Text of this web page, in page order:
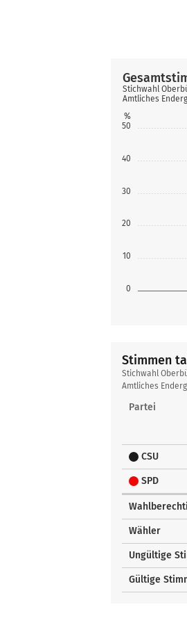
0
10
20
30
40
50
%
Stichwahl
Amtliches
Stimmen
Stimmen
Stichwahl
Amtliches
Partei
CSU
SPD
Wähler
Ungültige
Gültige